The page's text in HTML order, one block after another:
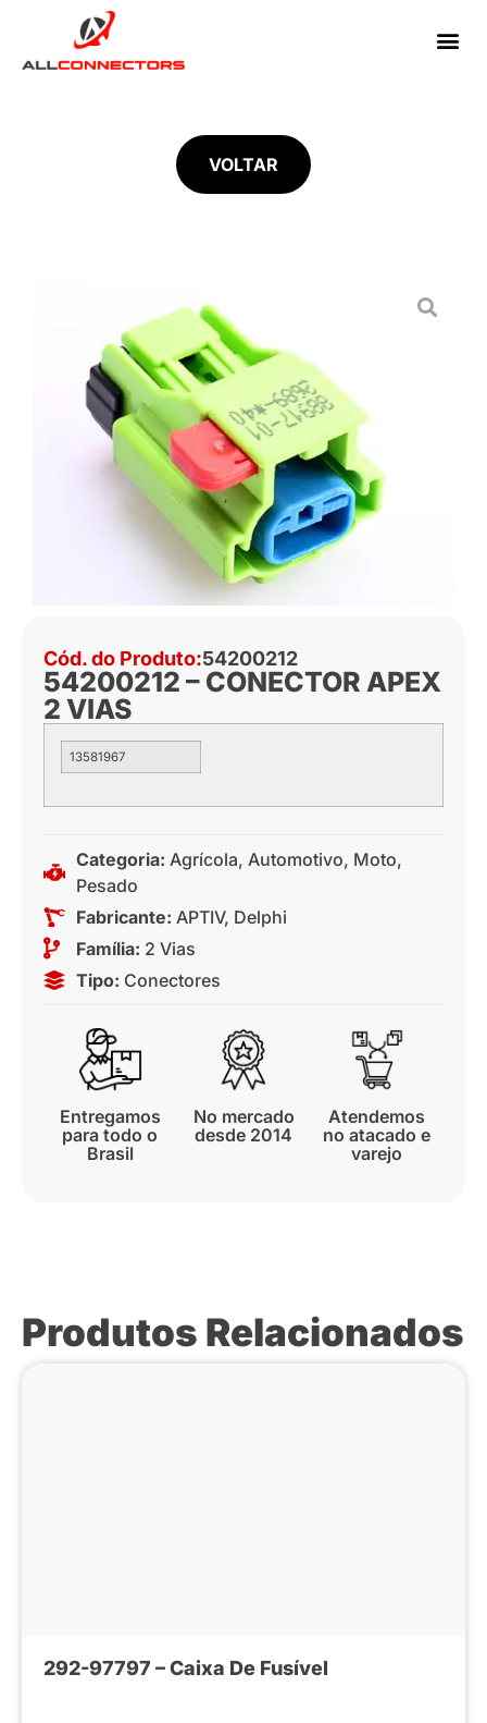
VOLTAR
Cód. do Produto:54200212
54200212 – CONECTOR APEX
2 VIAS
13581967
Categoria: Agrícola, Automotivo, Moto,
Pesado
Fabricante: APTIV, Delphi
Família: 2 Vias
Tipo: Conectores
Entregamos
para todo o
Brasil
No mercado
desde 2014
Atendemos
no atacado e
varejo
Produtos Relacionados
292-97797 – Caixa De Fusível